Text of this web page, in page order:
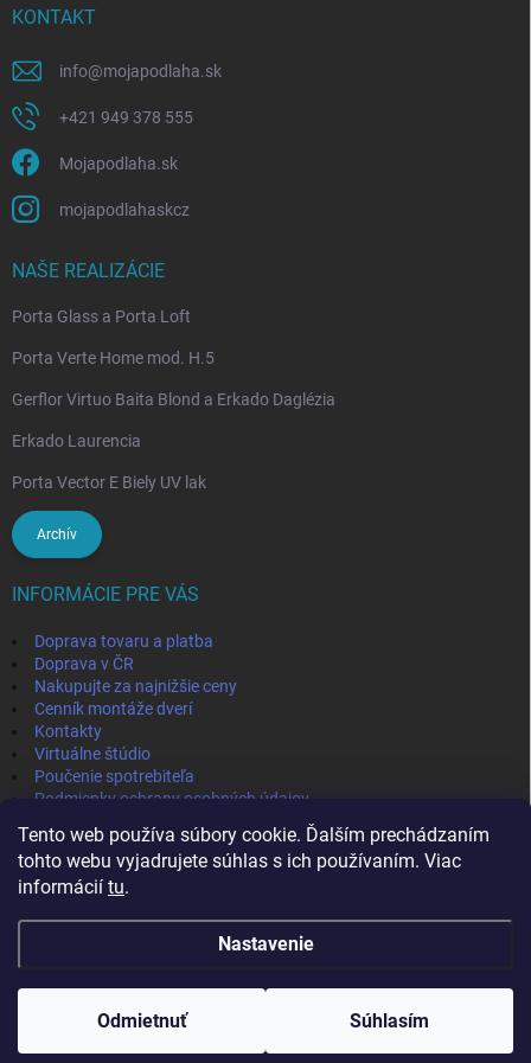
Tento web používa súbory cookie. Ďalším prechádzaním
tohto webu vyjadrujete súhlas s ich používaním. Viac
informácií tu.
Nastavenie
Odmietnuť Súhlasím
KONTAKT
info@mojapodlaha.sk
+421 949 378 555
Mojapodlaha.sk
mojapodlahaskcz
NAŠE REALIZÁCIE
Porta Glass a Porta Loft
Porta Verte Home mod. H.5
Gerflor Virtuo Baita Blond a Erkado Daglézia
Erkado Laurencia
Porta Vector E Biely UV lak
Archív
INFORMÁCIE PRE VÁS
Doprava tovaru a platba
Doprava v ČR
Nakupujte za najnižšie ceny
Cenník montáže dverí
Kontakty
Virtuálne štúdio
Poučenie spotrebiteľa
Podmienky ochrany osobných údajov
Obchodné podmienky
IVPA-OKNA - zmluvný partner
Vytvoril Shoptet
Copyright 2026 . Všetky práva vyhradené.